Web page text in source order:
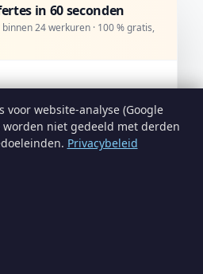
voor website-analyse (Google
worden niet gedeeld met derden
Privacybeleid
in 60 seconden
24 werkuren · 100 % gratis,